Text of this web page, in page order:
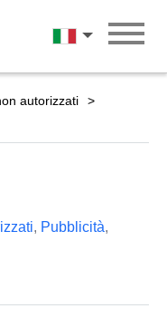
Italiano
autorizzati
, Pubblicità,